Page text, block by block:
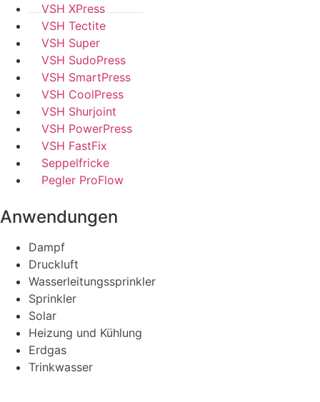
VSH XPress
VSH Tectite
VSH Super
VSH SudoPress
VSH SmartPress
VSH CoolPress
VSH Shurjoint
VSH PowerPress
VSH FastFix
Seppelfricke
Pegler ProFlow
Anwendungen
Dampf
Druckluft
Wasserleitungssprinkler
Sprinkler
Solar
Heizung und Kühlung
Erdgas
Trinkwasser